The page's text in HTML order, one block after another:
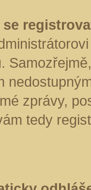
zprávy,
tedy